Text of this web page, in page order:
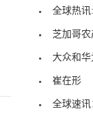
全球热
芝加哥农
大众和
崔在形
全球速讯